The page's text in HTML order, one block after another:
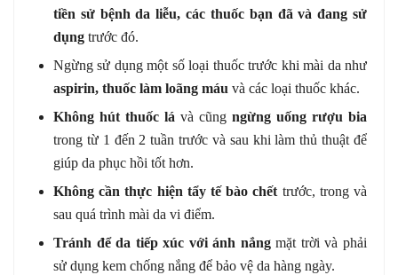
tiền sử bệnh da liễu, các thuốc bạn đã và đang sử
dụng trước đó.
Ngừng sử dụng một số loại thuốc trước khi mài da như
aspirin, thuốc làm loãng máu và các loại thuốc khác.
Không hút thuốc lá và cũng ngừng uống rượu bia
trong từ 1 đến 2 tuần trước và sau khi làm thủ thuật để
giúp da phục hồi tốt hơn.
Không cần thực hiện tẩy tế bào chết trước, trong và
sau quá trình mài da vi điểm.
Tránh để da tiếp xúc với ánh nắngmặt trời và phải
sử dụng kem chống nắng để bảo vệ da hàng ngày.